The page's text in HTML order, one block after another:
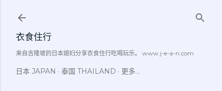
衣食住行
来自吉隆坡的日本媳妇分享衣食住行吃喝玩乐。 www.j-e-a-n.com
日本 JAPAN 泰国 THAILAND 更多…